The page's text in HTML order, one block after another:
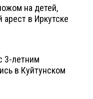
на детей,
в Иркутске
3-летним
в Куйтунском